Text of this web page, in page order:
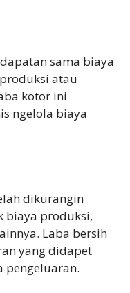
sama biaya
atau
kotor ini
ngelola biaya
dikurangin
biaya produksi,
Laba bersih
yang didapet
pengeluaran.